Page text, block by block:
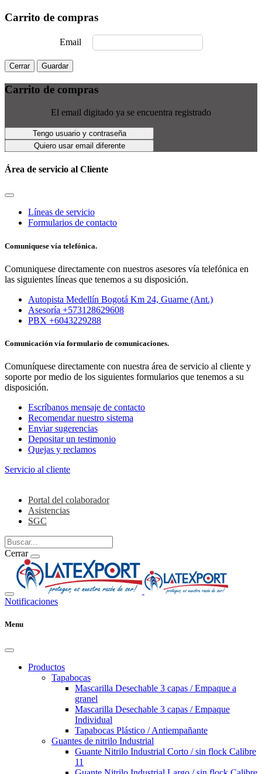
Carrito de compras
Email
Cerrar Guardar
Carrito de compras
El email digitado ya se encuentra registrado
Tengo usuario y contraseña
Quiero usar email diferente
Área de servicio al Cliente
Líneas de servicio
Formularios de contacto
Comuniquese vía telefónica.
Comuniquese directamente con nuestros asesores vía telefónica en
las siguientes líneas que tenemos a su disposición.
Autopista Medellín Bogotá Km 24, Guarne (Ant.)
Asesoría +573128629608
PBX +6043229288
Comunicación vía formulario de comunicaciones.
Comuníquese directamente con nuestra área de servicio al cliente y
soporte por medio de los siguientes formularios que tenemos a su
disposición.
Escríbanos mensaje de contacto
Recomendar nuestro sistema
Enviar sugerencias
Depositar un testimonio
Quejas y reclamos
Servicio al cliente
Portal del colaborador
Asistencias
SGC
Cerrar
Notificaciones
Menu
Productos
Tapabocas
Mascarilla Desechable 3 capas / Empaque a
granel
Mascarilla Desechable 3 capas / Empaque
Individual
Tapabocas Plástico / Antiempañante
Guantes de nitrilo Industrial
Guante Nitrilo Industrial Corto / sin flock Calibre
11